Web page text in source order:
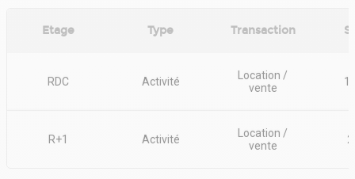
Etage Type Transaction
RDC Activité
Location /
vente
R+1 Activité
Location /
vente